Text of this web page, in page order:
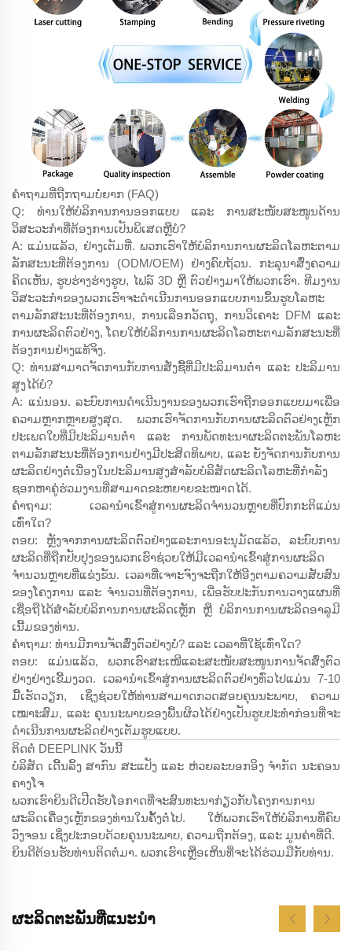
ຄຳຖາມທີ່ຖືກຖາມບໍ່ຍາກ (FAQ)
Q: ທ່ານໃຫ້ບໍລິການການອອກແບບ ແລະ ການສະໜັບສະໜູນດ້ານ
ວິສະວະກຳທີ່ຕ້ອງການເປັນພິເສດຫຼືບໍ?
A: ແມ່ນແລ້ວ, ຢ່າງເຕັມທີ່. ພວກເຮົາໃຫ້ບໍລິການການຜະລິດໂລຫະຕາມ
ລັກສະນະທີ່ຕ້ອງການ (ODM/OEM) ຢ່າງຄົບຖ້ວນ. ກະລຸນາສົ່ງຄວາມ
ຄິດເຫັນ, ຮູບຮ່າງຮ່າງຮູບ, ໄຟລ໌ 3D ຫຼື ຕົວຢ່າງມາໃຫ້ພວກເຮົາ. ທີມງານ
ວິສະວະກຳຂອງພວກເຮົາຈະດຳເນີນການອອກແບບການຂຶ້ນຮູບໂລຫະ
ຕາມລັກສະນະທີ່ຕ້ອງການ, ການເລືອກວັດຖຸ, ການວິເຄາະ DFM ແລະ
ການຜະລິດຕົວຢ່າງ, ໂດຍໃຫ້ບໍລິການການຜະລິດໂລຫະຕາມລັກສະນະທີ່
ຕ້ອງການຢ່າງແທ້ຈິງ.
Q: ທ່ານສາມາດຈັດການກັບການສັ່ງຊື້ທີ່ມີປະລິມານຕ່ຳ ແລະ ປະລິມານ
ສູງໄດ້ບໍ?
A: ແນ່ນອນ. ລະບົບການດຳເນີນງານຂອງພວກເຮົາຖືກອອກແບບມາເພື່ອ
ຄວາມຫຼາກຫຼາຍສູງສຸດ. ພວກເຮົາຈັດການກັບການຜະລິດຕົວຢ່າງເຫຼັກ
ປະເພດໃບທີ່ມີປະລິມານຕ່ຳ ແລະ ການພັດທະນາຜະລິດຕະພັນໂລຫະ
ຕາມລັກສະນະທີ່ຕ້ອງການຢ່າງມີປະສິດທິພາບ, ແລະ ຍັງຈັດການກັບການ
ຜະລິດຢ່າງຕໍ່ເນື່ອງໃນປະລິມານສູງສຳລັບບໍລິສັດຜະລິດໂລຫະທີ່ກຳລັງ
ຊອກຫາຄູ່ຮ່ວມງານທີ່ສາມາດຂະຫຍາຍຂະໜາດໄດ້.
ຄຳຖາມ: ເວລານຳເຂົ້າສູ່ການຜະລິດຈຳນວນຫຼາຍທີ່ປົກກະຕິແມ່ນ
ເທົ່າໃດ?
ຕອບ: ຫຼັງຈາກການຜະລິດຕົວຢ່າງແລະການອະນຸມັດແລ້ວ, ລະບົບການ
ຜະລິດທີ່ຖືກປັບປຸງຂອງພວກເຮົາຊ່ວຍໃຫ້ມີເວລານຳເຂົ້າສູ່ການຜະລິດ
ຈຳນວນຫຼາຍທີ່ແຂ່ງຂັນ. ເວລາທີ່ເຈາະຈົງຈະຖືກໃຫ້ອີງຕາມຄວາມສັບສົນ
ຂອງໂຄງການ ແລະ ຈຳນວນທີ່ຕ້ອງການ, ເພື່ອຮັບປະກັນການວາງແຜນທີ່
ເຊື່ອຖືໄດ້ສຳລັບບໍລິການການຜະລິດເຫຼັກ ຫຼື ບໍລິການການຜະລິດອາລູມີ
ເນີ້ມຂອງທ່ານ.
ຄຳຖາມ: ທ່ານມີການຈັດສົ່ງຕົວຢ່າງບໍ່? ແລະ ເວລາທີ່ໃຊ້ເທົ່າໃດ?
ຕອບ: ແມ່ນແລ້ວ, ພວກເຮົາສະເໜີແລະສະໜັບສະໜູນການຈັດສົ່ງຕົວ
ຢ່າງຢ່າງເຂີ້ມງວດ. ເວລານຳເຂົ້າສູ່ການຜະລິດຕົວຢ່າງທົ່ວໄປແມ່ນ 7-10
ມື້ເຮັດວຽກ, ເຊິ່ງຊ່ວຍໃຫ້ທ່ານສາມາດກວດສອບຄຸນນະພາບ, ຄວາມ
ເໝາະສົມ, ແລະ ຄຸນນະພາບຂອງພື້ນຜິວໄດ້ຢ່າງເປັນຮູບປະທຳກ່ອນທີ່ຈະ
ດຳເນີນການຜະລິດຢ່າງເຕັມຮູບແບບ.
ຕິດຕໍ່ DEEPLINK ວັນນີ້
ບໍລິສັດ ເດີ້ນລິ້ງ ສາກົນ ສະແປັງ ແລະ ຫ່ວຍລະບອກອິງ ຈຳກັດ ນະຄອນ
ຄາງໂຈ
ພວກເຮົາຍິນດີເປີດຮັບໂອກາດທີ່ຈະສົນທະນາກ່ຽວກັບໂຄງການການ
ຜະລິດເຄື່ອງເຫຼັກຂອງທ່ານໃນຄັ້ງຕໍ່ໄປ. ໃຫ້ພວກເຮົາໃຫ້ບໍລິການທີ່ຄົບ
ວົງຈອນ ເຊິ່ງປະກອບດ້ວຍຄຸນນະພາບ, ຄວາມຖືກຕ້ອງ, ແລະ ມູນຄ່າທີ່ດີ.
ຍິນດີຕ້ອນຮັບທ່ານຕິດຕໍ່ມາ. ພວກເຮົາເຫຼືອເຫິນທີ່ຈະໄດ້ຮ່ວມມືກັບທ່ານ.
ຜະລິດຕະພັນທີ່ແນະນຳ